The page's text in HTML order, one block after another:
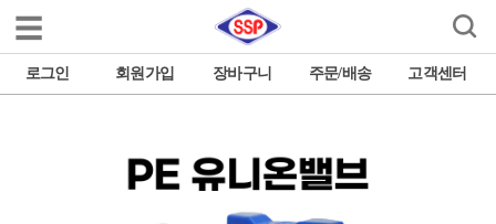
로그인 회원가입 장바구니 주문/배송 고객센터
